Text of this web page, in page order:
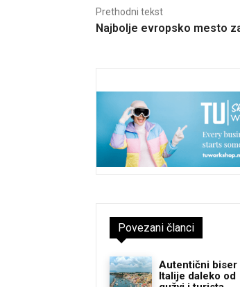
Prethodni tekst
Najbolje evropsko mesto
Povezani članci
Autentični biser
Italije daleko od